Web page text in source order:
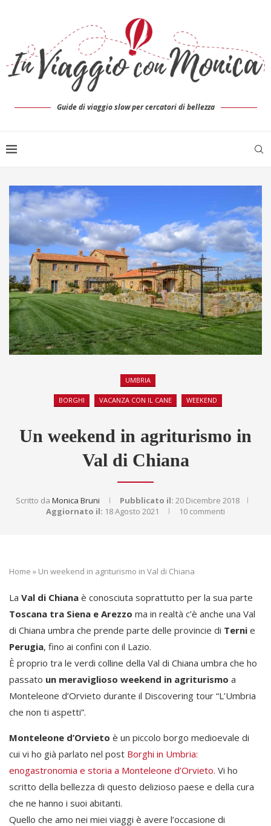
Guide di viaggio slow per cercatori di bellezza
UMBRIA
BORGHI VACANZA CON IL CANE WEEKEND
Un weekend in agriturismo in
Val di Chiana
Scritto da Monica Bruni Pubblicato il: 20 Dicembre 2018
Aggiornato il: 18 Agosto 2021 10 commenti
Home » Un weekend in agriturismo in Val di Chiana
La Val di Chiana è conosciuta soprattutto per la sua parte
Toscana tra Siena e Arezzo ma in realtà c’è anche una Val
di Chiana umbra che prende parte delle provincie di Terni e
Perugia, fino ai confini con il Lazio.
È proprio tra le verdi colline della Val di Chiana umbra che ho
passato un meraviglioso weekend in agriturismo a
Monteleone d’Orvieto durante il Discovering tour “L’Umbria
che non ti aspetti”.
Monteleone d’Orvieto è un piccolo borgo medioevale di
cui vi ho già parlato nel post Borghi in Umbria:
enogastronomia e storia a Monteleone d’Orvieto. Vi ho
scritto della bellezza di questo delizioso paese e della cura
che ne hanno i suoi abitanti.
Quello che amo nei miei viaggi è avere l’occasione di